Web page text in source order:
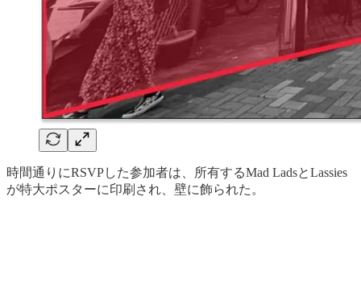
時間通りにRSVPした参加者は、所有するMad LadsとLassies
が特大ポスターに印刷され、壁に飾られた。